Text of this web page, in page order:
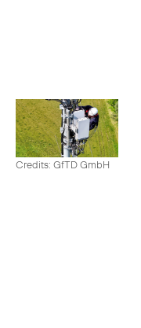
Credits: GfTD GmbH